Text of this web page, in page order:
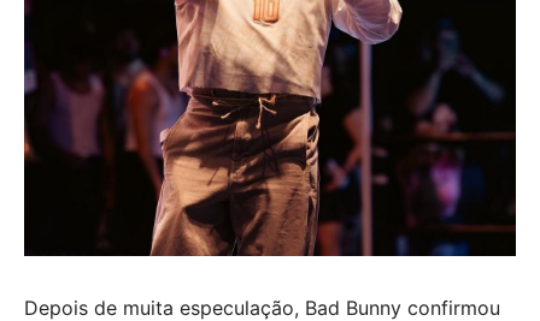
Depois de muita especulação, Bad Bunny confirmou